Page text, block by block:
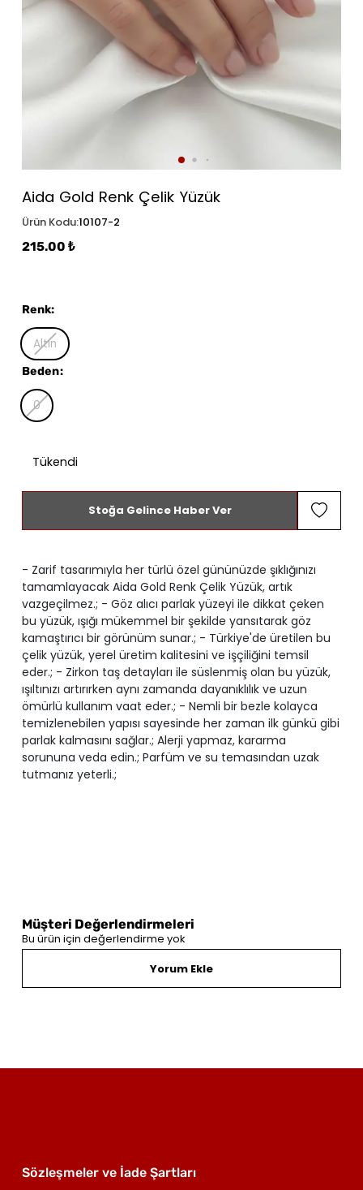
Aida Gold Renk Çelik Yüzük
Ürün Kodu:10107-2
215.00 ₺
- Zarif tasarımıyla her türlü özel gününüzde şıklığınızı
tamamlayacak Aida Gold Renk Çelik Yüzük, artık
vazgeçilmez.; - Göz alıcı parlak yüzeyi ile dikkat çeken
bu yüzük, ışığı mükemmel bir şekilde yansıtarak göz
kamaştırıcı bir görünüm sunar.; - Türkiye'de üretilen bu
çelik yüzük, yerel üretim kalitesini ve işçiliğini temsil
eder.; - Zirkon taş detayları ile süslenmiş olan bu yüzük,
ışıltınızı artırırken aynı zamanda dayanıklılık ve uzun
ömürlü kullanım vaat eder.; - Nemli bir bezle kolayca
temizlenebilen yapısı sayesinde her zaman ilk günkü gibi
parlak kalmasını sağlar.; Alerji yapmaz, kararma
sorununa veda edin.; Parfüm ve su temasından uzak
tutmanız yeterli.;
Renk:
Altın
Beden:
0
Tükendi
Stoğa Gelince Haber Ver
Müşteri Değerlendirmeleri
Bu ürün için değerlendirme yok
Yorum Ekle
Sözleşmeler ve İade Şartları